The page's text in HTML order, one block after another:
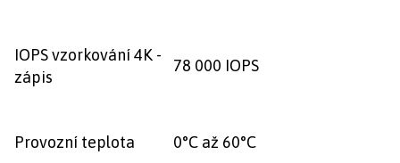
IOPS vzorkování 4K -
zápis
78 000 IOPS
Provozní teplota 0°C až 60°C